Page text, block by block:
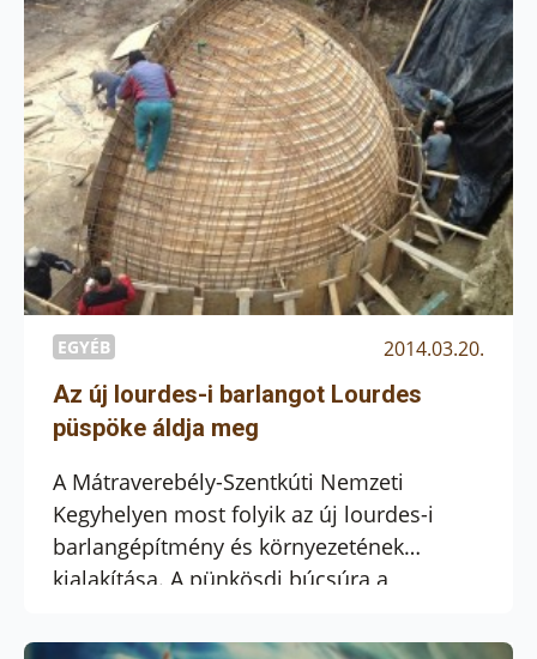
meglátogatták és koszorút helyeztek el az
ártatlanul kivégzettek több emlékhelyén –
tudósít a VajdaságMa hírportál. .
EGYÉB 2014.03.20.
Az új lourdes-i barlangot Lourdes
püspöke áldja meg
A Mátraverebély-Szentkúti Nemzeti
Kegyhelyen most folyik az új lourdes-i
barlangépítmény és környezetének
kialakítása. A pünkösdi búcsúra a
felújítási munkák befejezése 2015